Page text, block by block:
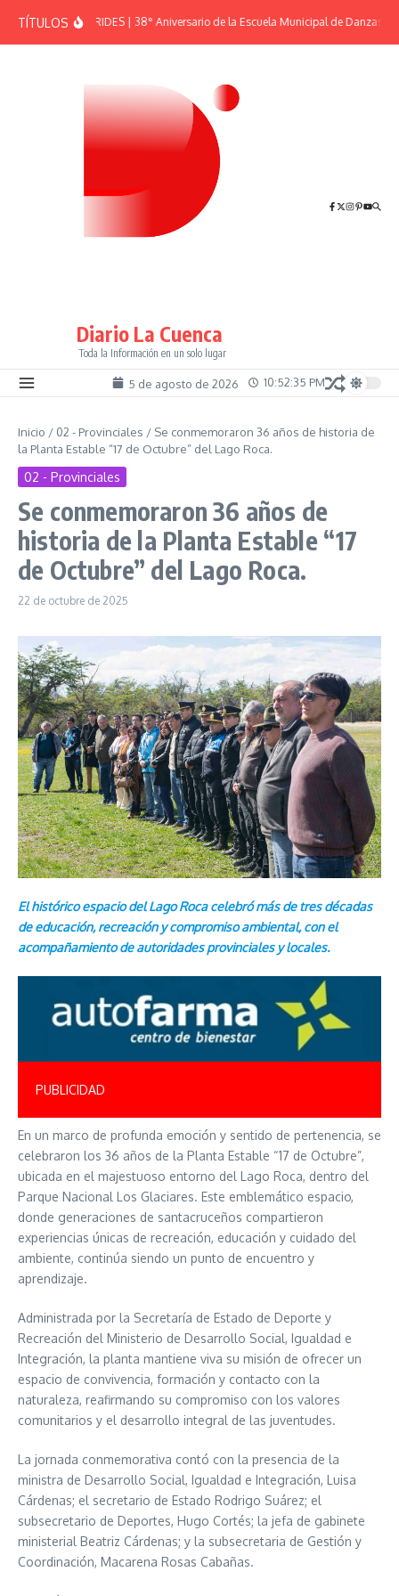
TÍTULOSEFEMÉRIDES | 38° Aniversario de la Escuela Municipal de Danzas “El
Diario La Cuenca
Toda la Información en un solo lugar
5 de agosto de 2026 10:52:36 PM
Inicio / 02 - Provinciales / Se conmemoraron 36 años de historia de
la Planta Estable “17 de Octubre” del Lago Roca.
02 - Provinciales
Se conmemoraron 36 años de
historia de la Planta Estable “17
de Octubre” del Lago Roca.
22 de octubre de 2025
El histórico espacio del Lago Roca celebró más de tres décadas
de educación, recreación y compromiso ambiental, con el
acompañamiento de autoridades provinciales y locales.
PUBLICIDAD
En un marco de profunda emoción y sentido de pertenencia, se
celebraron los 36 años de la Planta Estable “17 de Octubre”,
ubicada en el majestuoso entorno del Lago Roca, dentro del
Parque Nacional Los Glaciares. Este emblemático espacio,
donde generaciones de santacruceños compartieron
experiencias únicas de recreación, educación y cuidado del
ambiente, continúa siendo un punto de encuentro y
aprendizaje.
Administrada por la Secretaría de Estado de Deporte y
Recreación del Ministerio de Desarrollo Social, Igualdad e
Integración, la planta mantiene viva su misión de ofrecer un
espacio de convivencia, formación y contacto con la
naturaleza, reafirmando su compromiso con los valores
comunitarios y el desarrollo integral de las juventudes.
La jornada conmemorativa contó con la presencia de la
ministra de Desarrollo Social, Igualdad e Integración, Luisa
Cárdenas; el secretario de Estado Rodrigo Suárez; el
subsecretario de Deportes, Hugo Cortés; la jefa de gabinete
ministerial Beatriz Cárdenas; y la subsecretaria de Gestión y
Coordinación, Macarena Rosas Cabañas.